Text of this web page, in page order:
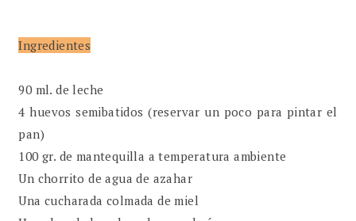
Ingredientes
90 ml. de leche
4 huevos semibatidos (reservar un poco para pintar el
pan)
100 gr. de mantequilla a temperatura ambiente
Un chorrito de agua de azahar
Una cucharada colmada de miel